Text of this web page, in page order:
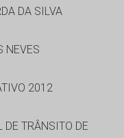
DA SILVA
NEVES
2012
DE TRÂNSITO DE